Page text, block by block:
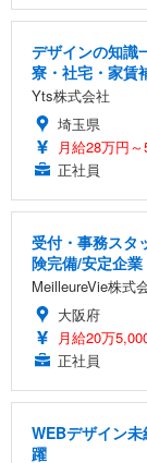
デザインの知識
寮・社宅・家賃
Yts株式会社
埼玉県
月給28万円
正社員
受付・事務スタ
険完備/安定企業
MeilleureVie株式
大阪府
月給20万
正社員
WEBデザイン
躍